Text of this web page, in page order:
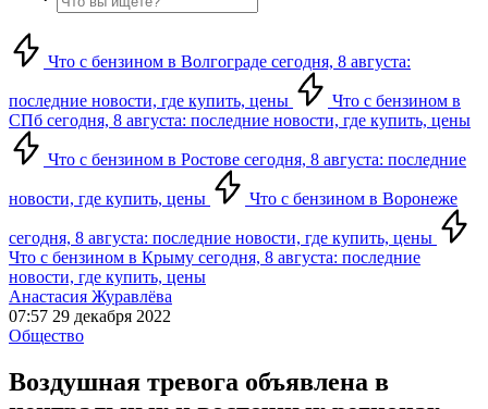
Что с бензином в Волгограде сегодня, 8 августа:
последние новости, где купить, цены
Что с бензином в
СПб сегодня, 8 августа: последние новости, где купить, цены
Что с бензином в Ростове сегодня, 8 августа: последние
новости, где купить, цены Что с бензином в Воронеже
сегодня, 8 августа: последние новости, где купить, цены
Что с бензином в Крыму сегодня, 8 августа: последние
новости, где купить, цены
Анастасия Журавлёва
07:57 29 декабря 2022
Общество
Воздушная тревога объявлена в